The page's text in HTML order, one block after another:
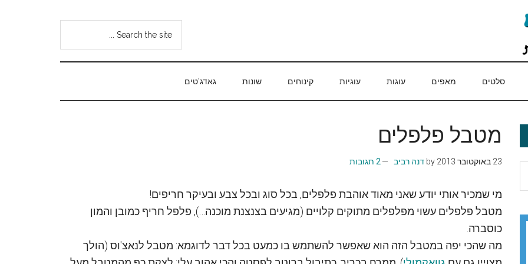
site
סלטים מאפים עוגות עוגיות קינוחים שונות גאדג'טים
מטבל פלפלים
23 באוקטובר 2013 דנה רביב 2 תגובות
מי שמכיר אותי יודע שאני מאוד אוהבת פלפלים, בכל סוג ובכל צבע ובעיקר חריפים!
מטבל פלפלים עשוי מפלפלים מתוקים קלויים (מגיעים בצנצנת מוכנה…), פלפל חריף כמובן והמון
כוסברה.
מה שהכי יפה במטבל הזה הוא שאפשר להשתמש בו כמעט בכל דבר לדוגמא: מטבל לנאצ'וס (הולך